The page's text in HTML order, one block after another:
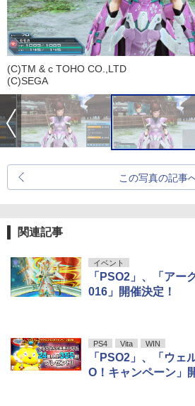
(C)TM & c TOHO CO.,LTD
(C)SEGA
この写真の記事
関連記事
イベント
「PSO2」、「アー
016」開催決定！
PS4 Vita WIN
「PSO2」、「ウェ
O！キャンペーン」